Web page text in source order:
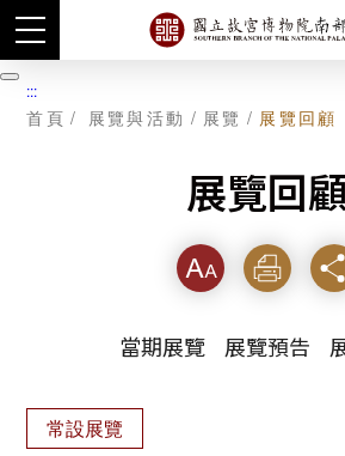
跳
到
暫
停
:::
首頁 展覽與活動 展覽 展覽回顧
展覽回顧
字級 列印 分享
當期展覽 展覽預告
常設展覽